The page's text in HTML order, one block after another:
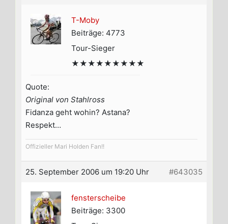
T-Moby
Beiträge: 4773
Tour-Sieger
★★★★★★★★★
Quote:
Original von Stahlross
Fidanza geht wohin? Astana?
Respekt…
Offizieller Mari Holden Fan!!
25. September 2006 um 19:20 Uhr #643035
fensterscheibe
Beiträge: 3300